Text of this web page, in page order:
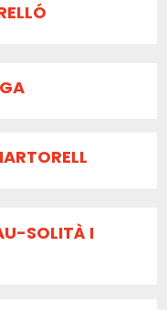
SOLITÀ I